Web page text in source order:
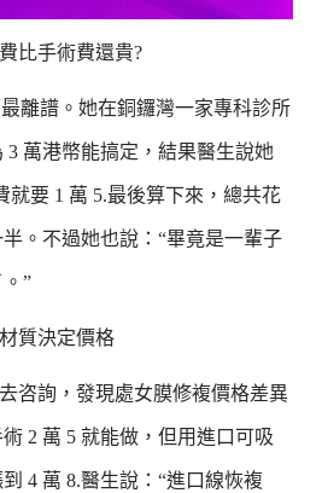
比手術費還貴?
離譜。她在銅鑼灣一家專科診所
3 萬港幣能搞定，結果醫生說她
就要 1 萬 5.最後算下來，總共花
。不過她也說：“畢竟是一輩子
”
質決定價格
咨詢，發現處女膜修複價格差異
2 萬 5 就能做，但用進口可吸
4 萬 8.醫生說：“進口線恢複